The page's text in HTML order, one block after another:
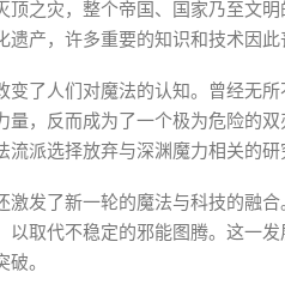
顶之灾，整个帝国、国家乃至文
遗产，许多重要的知识和技术因此
变了人们对魔法的认知。曾经无
量，反而成为了一个极为危险的
流派选择放弃与深渊魔力相关的研
激发了新一轮的魔法与科技的融
以取代不稳定的邪能图腾。这一
。